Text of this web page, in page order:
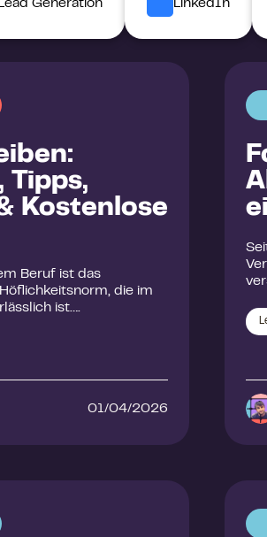
Lead Generation LinkedIn
Tipps,
Kostenlose
Beruf ist das
die im
ist….
01/04/2026